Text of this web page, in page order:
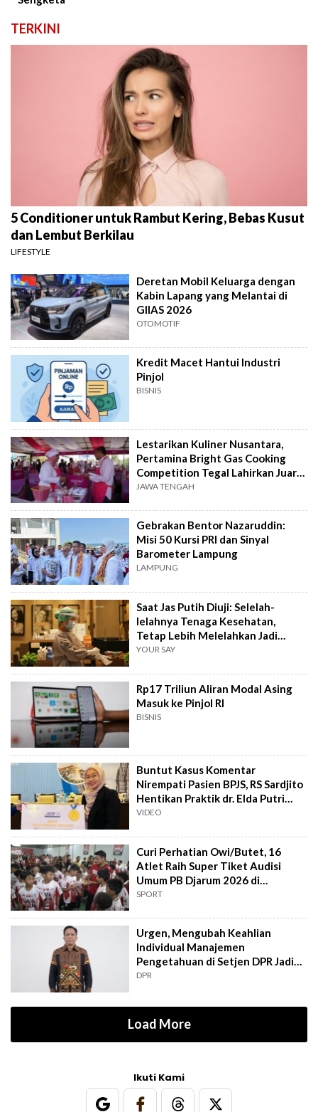
TERKINI
5 Conditioner untuk Rambut Kering, Bebas Kusut
dan Lembut Berkilau
LIFESTYLE
Deretan Mobil Keluarga dengan
Kabin Lapang yang Melantai di
GIIAS 2026
OTOMOTIF
Kredit Macet Hantui Industri
Pinjol
BISNIS
Lestarikan Kuliner Nusantara,
Pertamina Bright Gas Cooking
Competition Tegal Lahirkan Juara
Baru
JAWA TENGAH
Gebrakan Bentor Nazaruddin:
Misi 50 Kursi PRI dan Sinyal
Barometer Lampung
LAMPUNG
Saat Jas Putih Diuji: Selelah-
lelahnya Tenaga Kesehatan,
Tetap Lebih Melelahkan Jadi
Pasien
YOUR SAY
Rp17 Triliun Aliran Modal Asing
Masuk ke Pinjol RI
BISNIS
Buntut Kasus Komentar
Nirempati Pasien BPJS, RS Sardjito
Hentikan Praktik dr. Elda Putri
Rahard
VIDEO
Curi Perhatian Owi/Butet, 16
Atlet Raih Super Tiket Audisi
Umum PB Djarum 2026 di
Makassar
SPORT
Urgen, Mengubah Keahlian
Individual Manajemen
Pengetahuan di Setjen DPR Jadi
Kekuatan Institusional
DPR
Load More
Ikuti Kami